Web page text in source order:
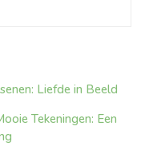
Liefde in Beeld
Tekeningen: Een